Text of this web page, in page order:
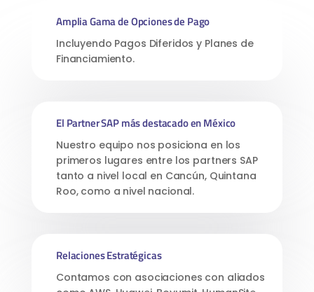
Amplia Gama de Opciones de Pago
Incluyendo Pagos Diferidos y Planes de
Financiamiento.
El Partner SAP más destacado en México
Nuestro equipo nos posiciona en los
primeros lugares entre los partners SAP
tanto a nivel local en Cancún, Quintana
Roo, como a nivel nacional.
Relaciones Estratégicas
Contamos con asociaciones con aliados